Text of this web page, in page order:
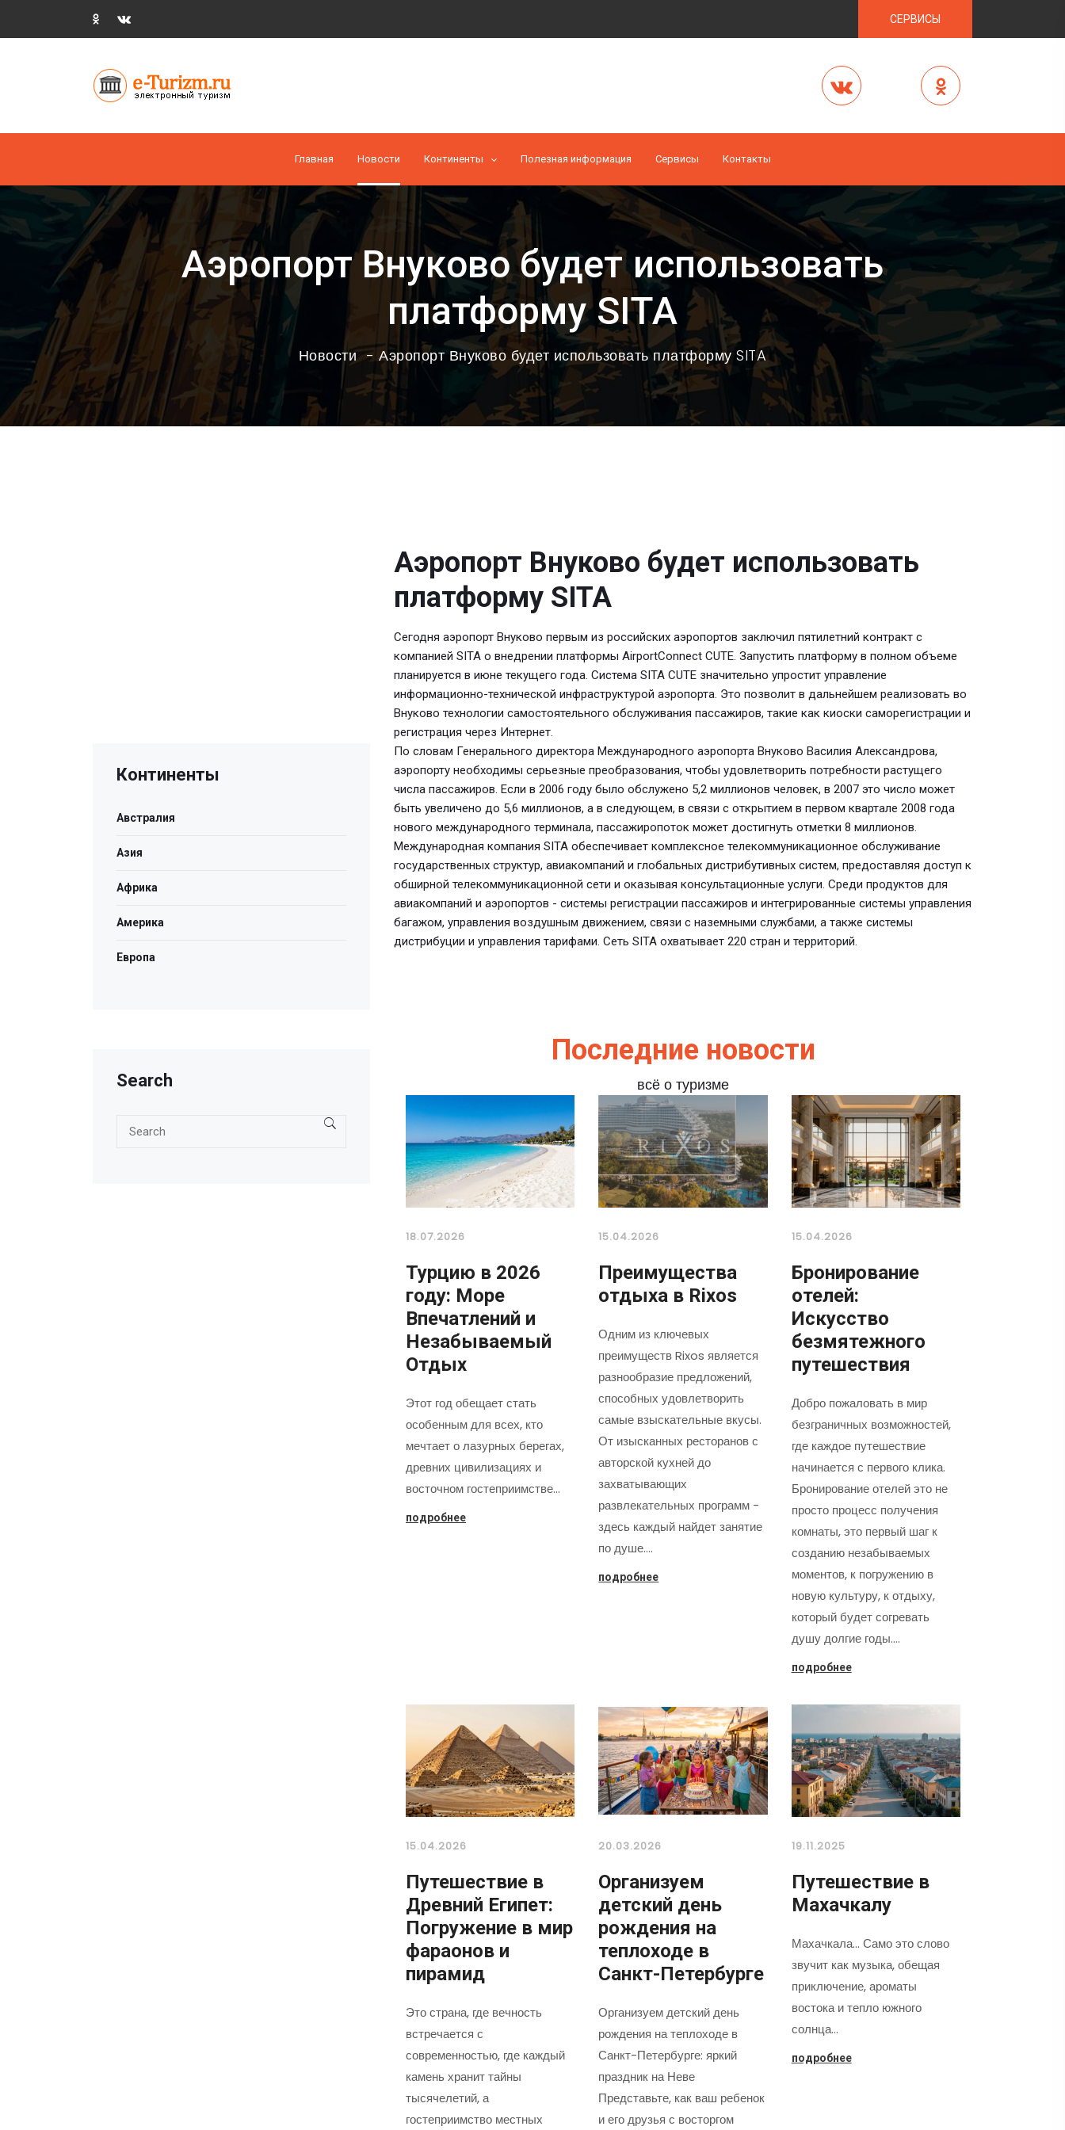
СЕРВИСЫ
Главная Новости Континенты Полезная информация Cервисы Контакты
Аэропорт Внуково будет использовать
платформу SITA
Новости Аэропорт Внуково будет использовать платформу SITA
Аэропорт Внуково будет использовать
платформу SITA
Сегодня аэропорт Внуково первым из российских аэропортов заключил пятилетний контракт с
компанией SITA о внедрении платформы AirportСonnect CUTE. Запустить платформу в полном объеме
планируется в июне текущего года. Система SITA CUTE значительно упростит управление
информационно-технической инфраструктурой аэропорта. Это позволит в дальнейшем реализовать во
Внуково технологии самостоятельного обслуживания пассажиров, такие как киоски саморегистрации и
регистрация через Интернет.
По словам Генерального директора Международного аэропорта Внуково Василия Александрова,
аэропорту необходимы серьезные преобразования, чтобы удовлетворить потребности растущего
числа пассажиров. Если в 2006 году было обслужено 5,2 миллионов человек, в 2007 это число может
быть увеличено до 5,6 миллионов, а в следующем, в связи с открытием в первом квартале 2008 года
нового международного терминала, пассажиропоток может достигнуть отметки 8 миллионов.
Международная компания SITA обеспечивает комплексное телекоммуникационное обслуживание
государственных структур, авиакомпаний и глобальных дистрибутивных систем, предоставляя доступ к
обширной телекоммуникационной сети и оказывая консультационные услуги. Среди продуктов для
авиакомпаний и аэропортов - системы регистрации пассажиров и интегрированные системы управления
багажом, управления воздушным движением, связи с наземными службами, а также системы
дистрибуции и управления тарифами. Сеть SITA охватывает 220 стран и территорий.
Последние новости
всё о туризме
18.07.2026
Турцию в 2026
году: Море
Впечатлений и
Незабываемый
Отдых
Этот год обещает стать
особенным для всех, кто
мечтает о лазурных берегах,
древних цивилизациях и
восточном гостеприимстве…
подробнее
15.04.2026
Преимущества
отдыха в Rixos
Одним из ключевых
преимуществ Rixos является
разнообразие предложений,
способных удовлетворить
самые взыскательные вкусы.
От изысканных ресторанов с
авторской кухней до
захватывающих
развлекательных программ -
здесь каждый найдет занятие
по душе.…
подробнее
15.04.2026
Бронирование
отелей:
Искусство
безмятежного
путешествия
Добро пожаловать в мир
безграничных возможностей,
где каждое путешествие
начинается с первого клика.
Бронирование отелей это не
просто процесс получения
комнаты, это первый шаг к
созданию незабываемых
моментов, к погружению в
новую культуру, к отдыху,
который будет согревать
душу долгие годы.…
подробнее
15.04.2026
Путешествие в
Древний Египет:
Погружение в мир
фараонов и
пирамид
Это страна, где вечность
встречается с
современностью, где каждый
камень хранит тайны
тысячелетий, а
гостеприимство местных
20.03.2026
Организуем
детский день
рождения на
теплоходе в
Санкт-Петербурге
Организуем детский день
рождения на теплоходе в
Санкт-Петербурге: яркий
праздник на Неве
Представьте, как ваш ребенок
и его друзья с восторгом
19.11.2025
Путешествие в
Махачкалу
Махачкала... Само это слово
звучит как музыка, обещая
приключение, ароматы
востока и тепло южного
солнца…
подробнее
Континенты
Австралия
Азия
Африка
Америка
Европа
Search